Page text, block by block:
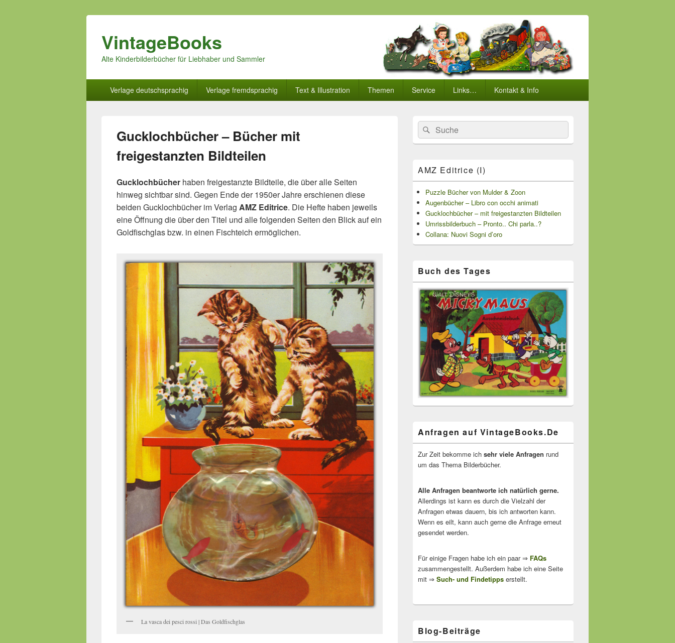
VintageBooks
Alte Kinderbilderbücher für Liebhaber und Sammler
Verlage deutschsprachig Verlage fremdsprachig Text & Illustration Themen Service Links… Kontakt & Info
Gucklochbücher – Bücher mit
freigestanzten Bildteilen
Gucklochbücher haben freigestanzte Bildteile, die über alle Seiten
hinweg sichtbar sind. Gegen Ende der 1950er Jahre erschienen diese
beiden Gucklochbücher im Verlag AMZ Editrice. Die Hefte haben jeweils
eine Öffnung die über den Titel und alle folgenden Seiten den Blick auf ein
Goldfischglas bzw. in einen Fischteich ermöglichen.
La vasca dei pesci rossi | Das Goldfischglas
Primärer
Seitenleisten
Widget-
Bereich
Search
for:
Suche
AMZ Editrice (I)
Puzzle Bücher von Mulder & Zoon
Augenbücher – Libro con occhi animati
Gucklochbücher – mit freigestanzten Bildteilen
Umrissbilderbuch – Pronto.. Chi parla..?
Collana: Nuovi Sogni d’oro
Buch des Tages
Anfragen auf VintageBooks.De
Zur Zeit bekomme ich sehr viele Anfragen rund
um das Thema Bilderbücher.
Alle Anfragen beantworte ich natürlich gerne.
Allerdings ist kann es durch die Vielzahl der
Anfragen etwas dauern, bis ich antworten kann.
Wenn es eilt, kann auch gerne die Anfrage erneut
gesendet werden.
Für einige Fragen habe ich ein paar ⇒ FAQs
zusammengestellt. Außerdem habe ich eine Seite
mit ⇒ Such- und Findetipps erstellt.
Blog-Beiträge